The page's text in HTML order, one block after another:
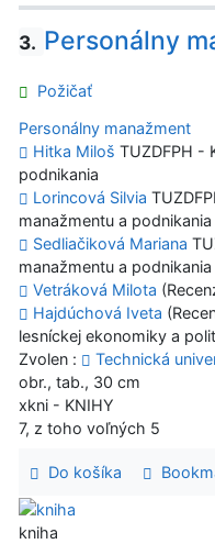
3. Personálny
Požičať
Personálny manažment
Hitka Miloš TUZDFPH -
podnikania
Lorincová Silvia
manažmentu a podnikania
Sedliačiková Mariana
manažmentu a podnikania
Vetráková Milota
Hajdúchová Iveta
lesníckej ekonomiky a
Zvolen :
Technická
obr., tab., 30 cm
xkni - KNIHY
7, z toho voľných 5
Do košíka
kniha